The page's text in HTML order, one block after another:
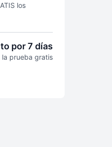
los
al
por 7 días
prueba gratis